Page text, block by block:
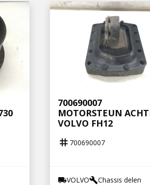
700690007
MOTORSTEUN
VOLVO FH12
tag 700690007
local_shippingVOLVObuildChassis delen